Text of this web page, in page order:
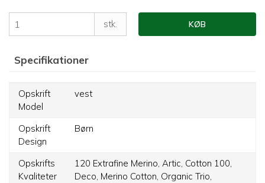
stk. KØB
Specifikationer
Opskrift
Model
vest
Opskrift
Design
Børn
Opskrifts
Kvaliteter
120 Extrafine Merino, Artic, Cotton 100,
Deco, Merino Cotton, Organic Trio,